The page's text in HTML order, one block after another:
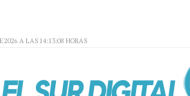
2026 A LAS 14:13:08 HORAS